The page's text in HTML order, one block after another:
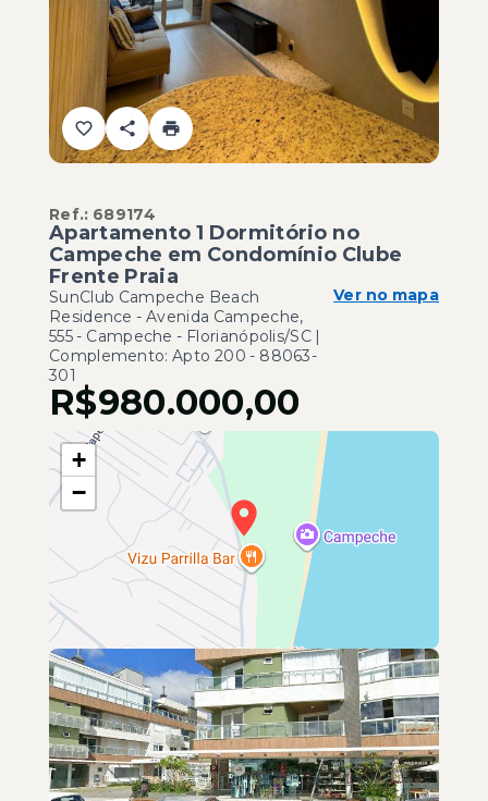
Ref.: 689174
Apartamento 1 Dormitório no
Campeche em Condomínio Clube
Frente Praia
SunClub Campeche Beach
Residence -Avenida Campeche,
555 - Campeche - Florianópolis/SC |
Complemento: Apto 200 - 88063-
301
Ver no mapa
R$980.000,00
+
−
Leaflet